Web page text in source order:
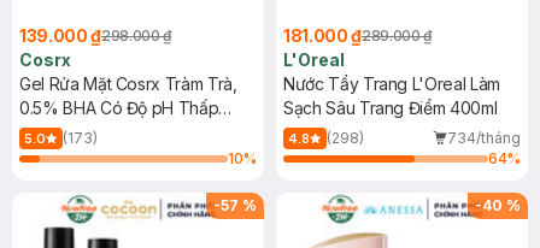
139.000 ₫298.000 ₫
Cosrx
Gel Rửa Mặt Cosrx Tràm Trà,
0.5% BHA Có Độ pH Thấp
150ml
5.0
(173)
10%
181.000 ₫289.000 ₫
L'Oreal
Nước Tẩy Trang L'Oreal Làm
Sạch Sâu Trang Điểm 400ml
4.8 (298)
734/tháng
64%
-57 % -40 %